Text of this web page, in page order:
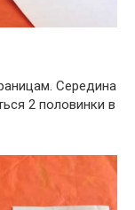
Середина
2 половинки в